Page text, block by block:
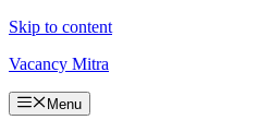
Skip to content
Vacancy Mitra
Menu